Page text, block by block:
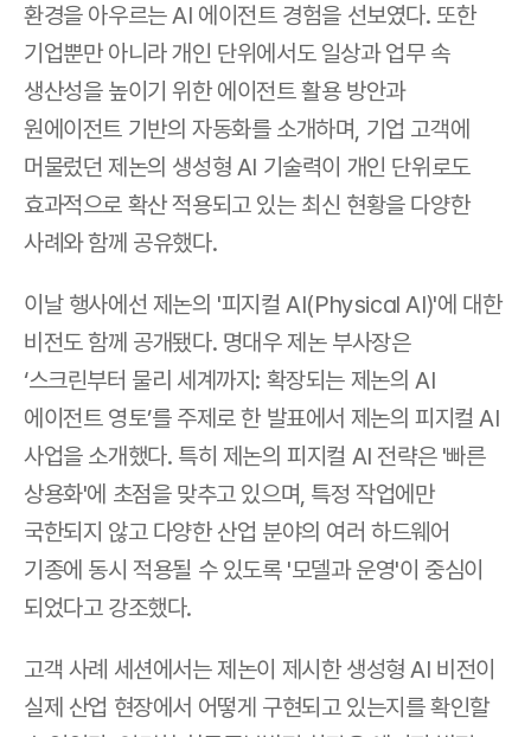
환경을 아우르는 AI 에이전트 경험을 선보였다. 또한
기업뿐만 아니라 개인 단위에서도 일상과 업무 속
생산성을 높이기 위한 에이전트 활용 방안과
원에이전트 기반의 자동화를 소개하며, 기업 고객에
머물렀던 제논의 생성형 AI 기술력이 개인 단위로도
효과적으로 확산 적용되고 있는 최신 현황을 다양한
사례와 함께 공유했다.
이날 행사에선 제논의 '피지컬 AI(Physical AI)'에 대한
비전도 함께 공개됐다. 명대우 제논 부사장은
‘스크린부터 물리 세계까지: 확장되는 제논의 AI
에이전트 영토’를 주제로 한 발표에서 제논의 피지컬 AI
사업을 소개했다. 특히 제논의 피지컬 AI 전략은 '빠른
상용화'에 초점을 맞추고 있으며, 특정 작업에만
국한되지 않고 다양한 산업 분야의 여러 하드웨어
기종에 동시 적용될 수 있도록 '모델과 운영'이 중심이
되었다고 강조했다.
고객 사례 세션에서는 제논이 제시한 생성형 AI 비전이
실제 산업 현장에서 어떻게 구현되고 있는지를 확인할